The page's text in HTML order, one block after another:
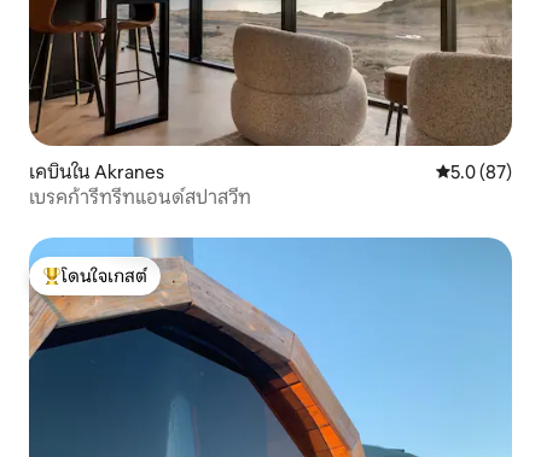
เคบินใน Akranes คะแนนเฉลี่ย
5.0 (87)
เบรคก้ารีทรีทแอนด์สปาสวีท
โดนใจเกสต์ที่สุด
โดนใจเกสต์